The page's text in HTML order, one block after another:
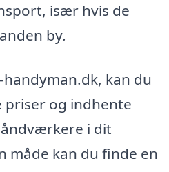
især hvis de
by.
kan du
priser og indhente
i dit
måde kan du finde en